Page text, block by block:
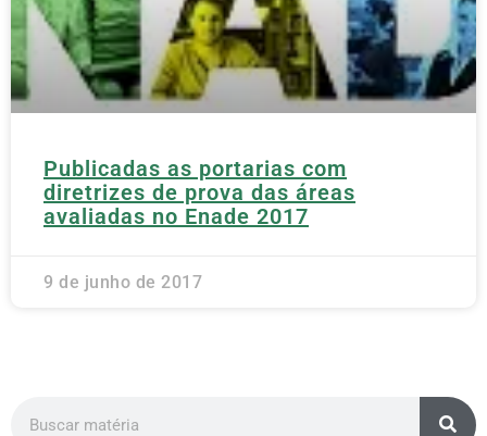
Publicadas as portarias com
diretrizes de prova das áreas
avaliadas no Enade 2017
9 de junho de 2017